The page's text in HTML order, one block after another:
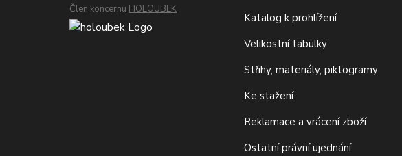
Člen koncernu HOLOUBEK
Katalog k prohlížení
Velikostní tabulky
Střihy, materiály, piktogramy
Ke stažení
Reklamace a vrácení zboží
Ostatní právní ujednání